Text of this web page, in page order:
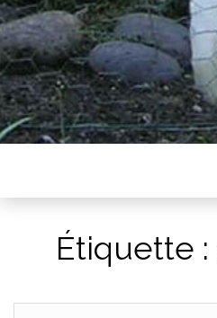
Étiquette :